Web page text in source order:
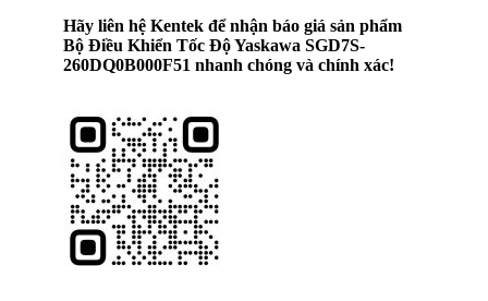
Hãy liên hệ Kentek để nhận báo giá sản phẩm
Bộ Điều Khiển Tốc Độ Yaskawa SGD7S-
260DQ0B000F51 nhanh chóng và chính xác!